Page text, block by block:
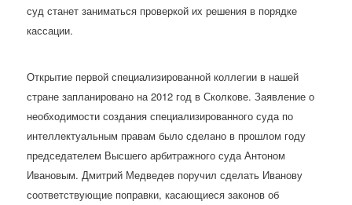
суд станет заниматься проверкой их решения в порядке
кассации.
Открытие первой специализированной коллегии в нашей
стране запланировано на 2012 год в Сколкове. Заявление о
необходимости создания специализированного суда по
интеллектуальным правам было сделано в прошлом году
председателем Высшего арбитражного суда Антоном
Ивановым. Дмитрий Медведев поручил сделать Иванову
соответствующие поправки, касающиеся законов об